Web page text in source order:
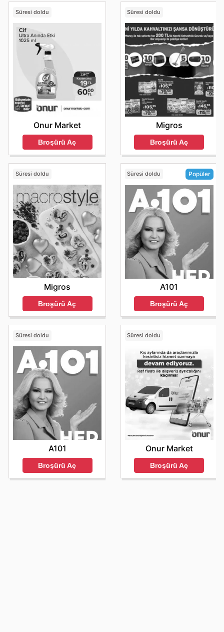
Süresi doldu
Onur Market
Broşürü Aç
Süresi doldu
Migros
Broşürü Aç
Süresi doldu
Migros
Broşürü Aç
Süresi doldu Popüler
A101
Broşürü Aç
Süresi doldu
A101
Broşürü Aç
Süresi doldu
Onur Market
Broşürü Aç